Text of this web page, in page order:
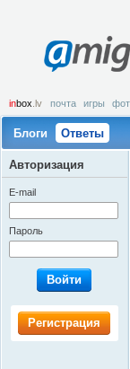
inbox .lv почта игры
Блоги Ответы
Авторизация
E-mail
Пароль
Войти
Регистрация